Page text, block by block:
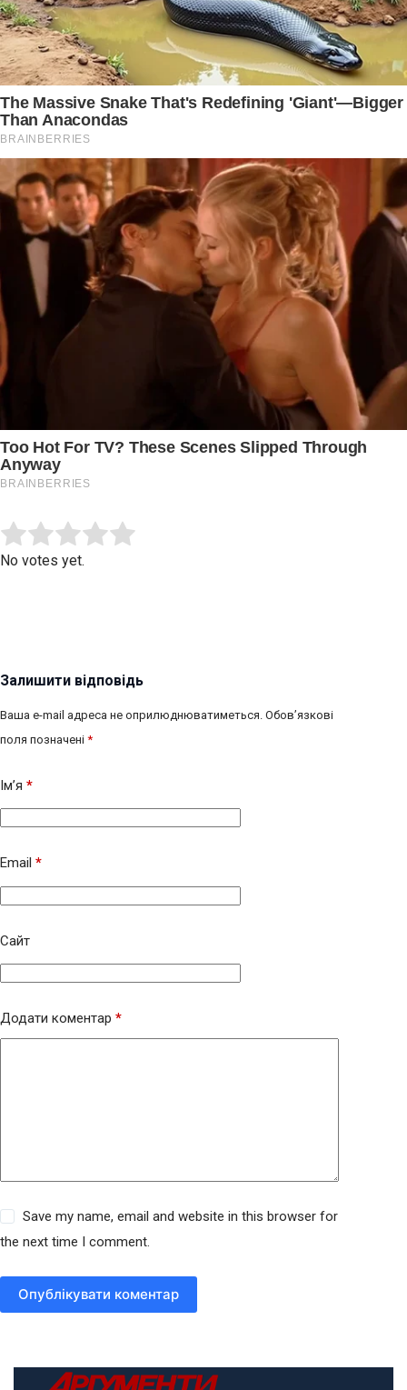
Rate this item:
No votes yet.
Залишити відповідь
Ваша e-mail адреса не оприлюднюватиметься. Обов’язкові
поля позначені *
Ім’я *
Email *
Сайт
Додати коментар *
Save my name, email and website in this browser for
the next time I comment.
Опублікувати коментар